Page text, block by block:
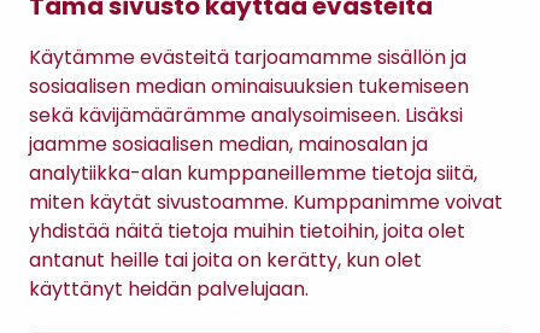
Käytämme evästeitä tarjoamamme sisällön ja
sosiaalisen median ominaisuuksien tukemiseen
sekä kävijämäärämme analysoimiseen. Lisäksi
jaamme sosiaalisen median, mainosalan ja
analytiikka-alan kumppaneillemme tietoja siitä,
miten käytät sivustoamme. Kumppanimme voivat
yhdistää näitä tietoja muihin tietoihin, joita olet
antanut heille tai joita on kerätty, kun olet
käyttänyt heidän palvelujaan.
Gomee Ratsula Café
Sopimusehdot
Tietosuojaseloste
Maksutavat